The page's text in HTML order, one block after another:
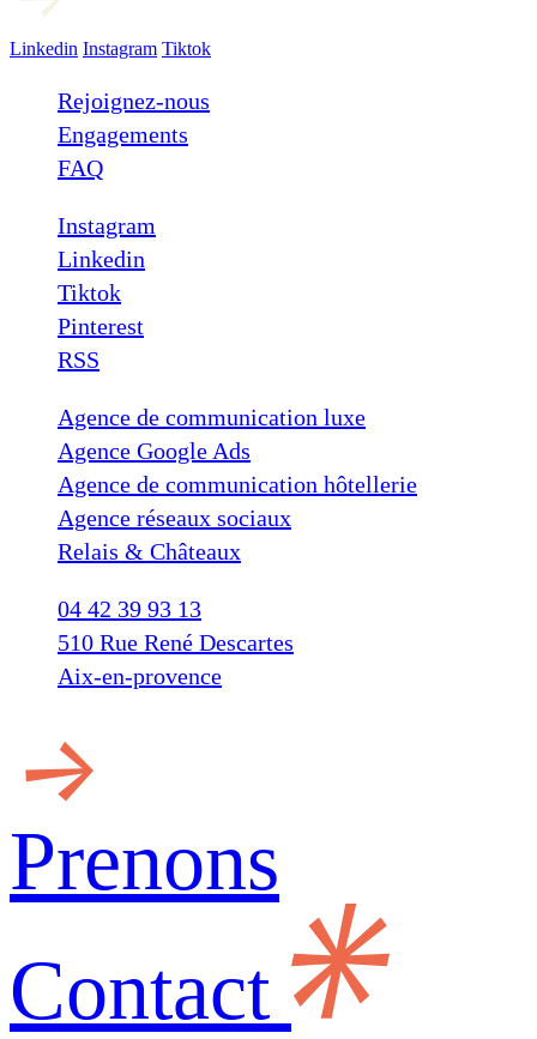
Linkedin Instagram Tiktok
Rejoignez-nous
Engagements
FAQ
Instagram
Linkedin
Tiktok
Pinterest
RSS
Agence de communication luxe
Agence Google Ads
Agence de communication hôtellerie
Agence réseaux sociaux
Relais & Châteaux
04 42 39 93 13
510 Rue René Descartes
Aix-en-provence
Prenons
Contact